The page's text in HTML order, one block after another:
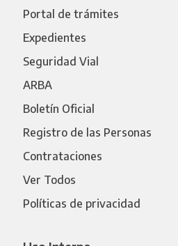
Portal de trámites
Expedientes
Seguridad Vial
ARBA
Boletín Oficial
Registro de las Personas
Contrataciones
Ver Todos
Políticas de privacidad